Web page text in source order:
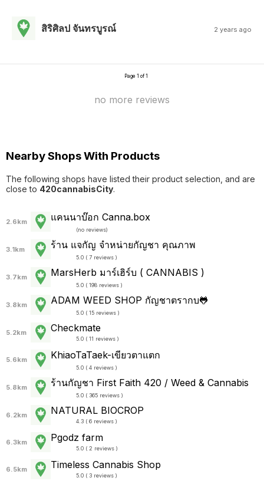
สิริศิลป จันทรบูรณ์ 2 years ago
Page 1 of 1
no more reviews
Nearby Shops With Products
The following shops have listed their product selection, and are
close to 420cannabisCity.
2.6km แคนนาบ๊อก Canna.box
(no reviews)
3.1km ร้าน แจกัญ จำหน่ายกัญชา คุณภาพ
5.0 ( 7 reviews )
3.7km MarsHerb มาร์เฮิร์บ ( CANNABIS )
5.0 ( 198 reviews )
3.8km ADAM WEED SHOP กัญชาตรากบ🐸
5.0 ( 15 reviews )
5.2km Checkmate
5.0 ( 11 reviews )
5.6km KhiaoTaTaek-เขียวตาแตก
5.0 ( 4 reviews )
5.8km ร้านกัญชา First Faith 420 / Weed & Cannabis
5.0 ( 365 reviews )
6.2km NATURAL BIOCROP
4.3 ( 6 reviews )
6.3km Pgodz farm
5.0 ( 2 reviews )
6.5km Timeless Cannabis Shop
5.0 ( 3 reviews )